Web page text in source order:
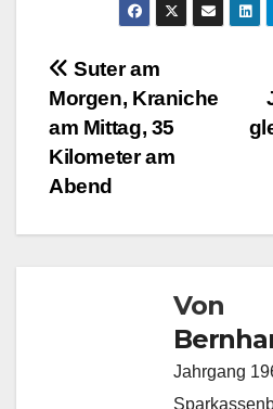
Suter am
Morgen, Kraniche
am Mittag, 35
Kilometer am
Abend
Von
Jahrgang